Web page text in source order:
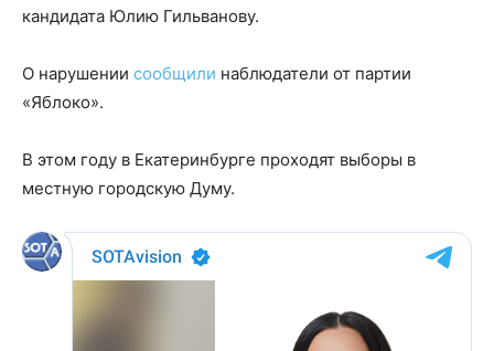
кандидата Юлию Гильванову.
О нарушении сообщили наблюдатели от партии
«Яблоко».
В этом году в Екатеринбурге проходят выборы в
местную городскую Думу.